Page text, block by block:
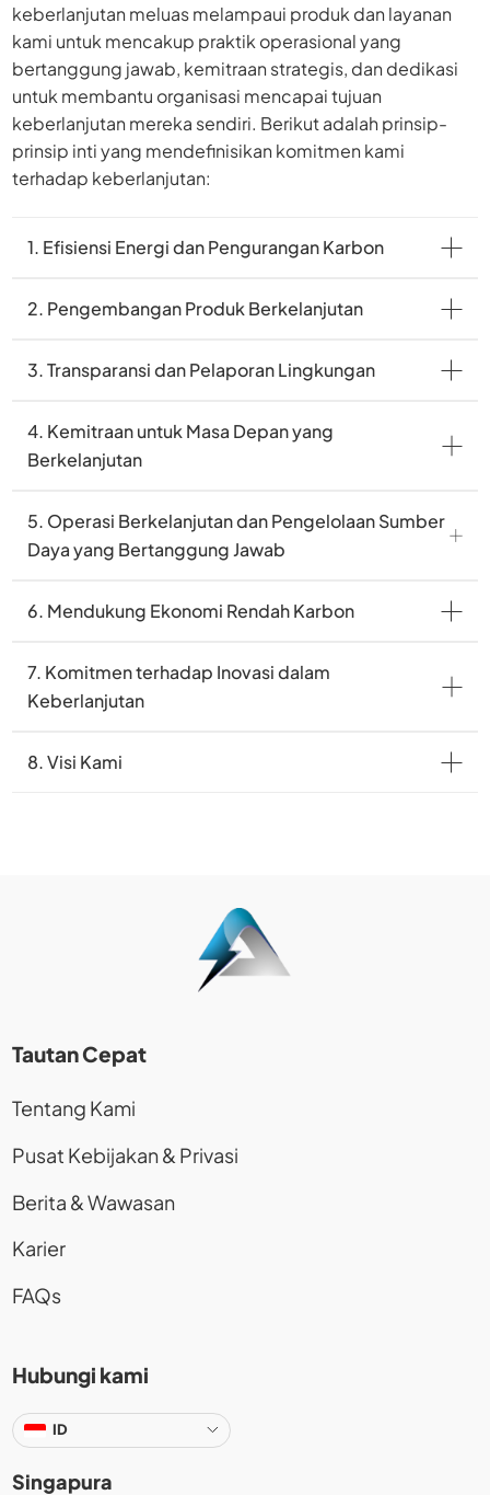
keberlanjutan meluas melampaui produk dan layanan
kami untuk mencakup praktik operasional yang
bertanggung jawab, kemitraan strategis, dan dedikasi
untuk membantu organisasi mencapai tujuan
keberlanjutan mereka sendiri. Berikut adalah prinsip-
prinsip inti yang mendefinisikan komitmen kami
terhadap keberlanjutan:
1. Efisiensi Energi dan Pengurangan Karbon
2. Pengembangan Produk Berkelanjutan
3. Transparansi dan Pelaporan Lingkungan
4. Kemitraan untuk Masa Depan yang
Berkelanjutan
5. Operasi Berkelanjutan dan Pengelolaan Sumber
Daya yang Bertanggung Jawab
6. Mendukung Ekonomi Rendah Karbon
7. Komitmen terhadap Inovasi dalam
Keberlanjutan
8. Visi Kami
Tautan Cepat
Tentang Kami
Pusat Kebijakan & Privasi
Berita & Wawasan
Karier
FAQs
Hubungi kami
ID
Singapura